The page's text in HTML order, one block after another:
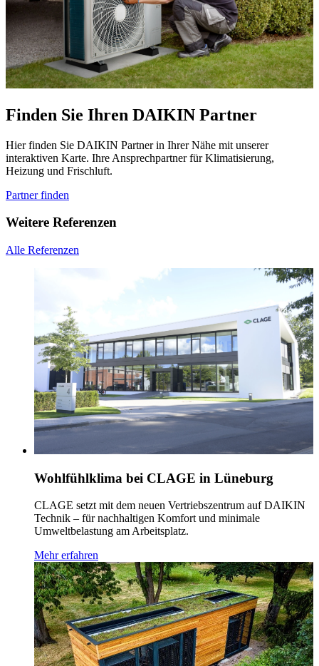
Finden Sie Ihren DAIKIN Partner
Hier finden Sie DAIKIN Partner in Ihrer Nähe mit unserer
interaktiven Karte. Ihre Ansprechpartner für Klimatisierung,
Heizung und Frischluft.
Partner finden
Weitere Referenzen
Alle Referenzen
Wohlfühlklima bei CLAGE in Lüneburg
CLAGE setzt mit dem neuen Vertriebszentrum auf DAIKIN
Technik – für nachhaltigen Komfort und minimale
Umweltbelastung am Arbeitsplatz.
Mehr erfahren